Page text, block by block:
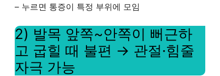
– 누르면 통증이 특정 부위에 모임
2) 발목 앞쪽~안쪽이 뻐근하
고 굽힐 때 불편 → 관절·힘줄
자극 가능